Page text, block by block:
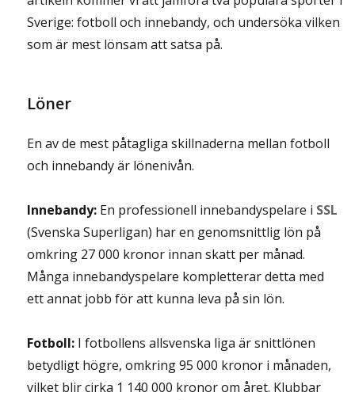
Sverige: fotboll och innebandy, och undersöka vilken
som är mest lönsam att satsa på.
Löner
En av de mest påtagliga skillnaderna mellan fotboll
och innebandy är lönenivån.
Innebandy: En professionell innebandyspelare i SSL
(Svenska Superligan) har en genomsnittlig lön på
omkring 27 000 kronor innan skatt per månad.
Många innebandyspelare kompletterar detta med
ett annat jobb för att kunna leva på sin lön.
Fotboll: I fotbollens allsvenska liga är snittlönen
betydligt högre, omkring 95 000 kronor i månaden,
vilket blir cirka 1 140 000 kronor om året. Klubbar